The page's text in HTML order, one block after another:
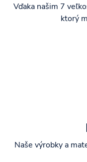
Vďaka našim 7
ktorý
Naše výrobky a